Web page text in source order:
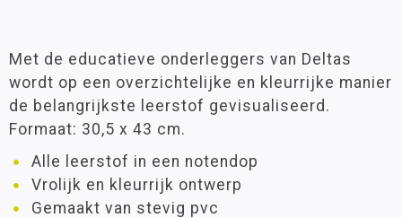
Met de educatieve onderleggers van Deltas
wordt op een overzichtelijke en kleurrijke manier
de belangrijkste leerstof gevisualiseerd.
Formaat: 30,5 x 43 cm.
Alle leerstof in een notendop
Vrolijk en kleurrijk ontwerp
Gemaakt van stevig pvc